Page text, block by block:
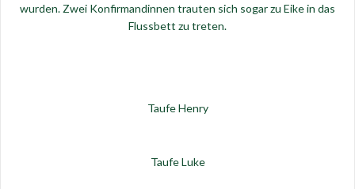
wurden. Zwei Konfirmandinnen trauten sich sogar zu Eike in das
Flussbett zu treten.
Taufe Henry
Taufe Luke